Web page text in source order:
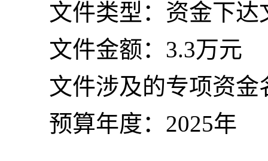
文件类型：资金下达
文件金额： 3.3万元
文件涉及的专项资金
预算年度： 2025年